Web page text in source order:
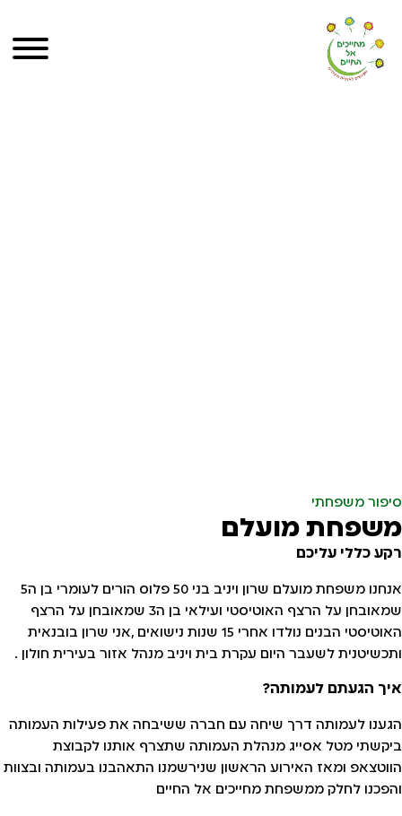
משפחת מועלם
סיפור משפחתי
רקע כללי עליכם
אנחנו משפחת מועלם שרון ויניב בני 50 פלוס הורים לעומרי בן ה5
שמאובחן על הרצף האוטיסטי ועילאי בן ה3 שמאובחן על הרצף
האוטיסטי הבנים נולדו אחרי 15 שנות נישואים ,אני שרון בובנאית
ותכשיטנית לשעבר היום עקרת בית ויניב מנהל אזור בעירית חולון .
איך הגעתם לעמותה?
הגענו לעמותה דרך שיחה עם חברה ששיבחה את פעילות העמותה
ביקשתי מטל אסייג מנהלת העמותה שתצרף אותנו לקבוצת
הווטצאפ ומאז האירוע הראשון שנירשמנו התאהבנו בעמותה ובצוות
והפכנו לחלק ממשפחת מחייכים אל החיים